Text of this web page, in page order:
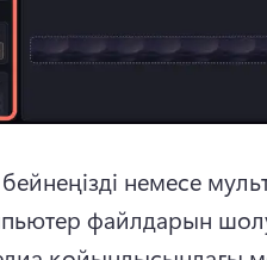
бейнеңізді немесе
файлдарын